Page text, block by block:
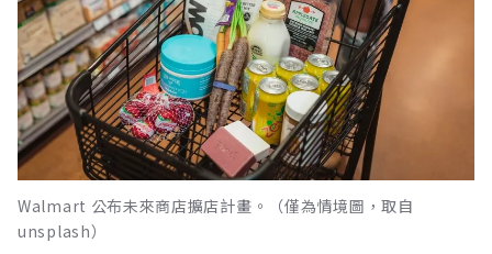
Walmart 公布未來商店擴店計畫。（僅為情境圖，取自
unsplash）